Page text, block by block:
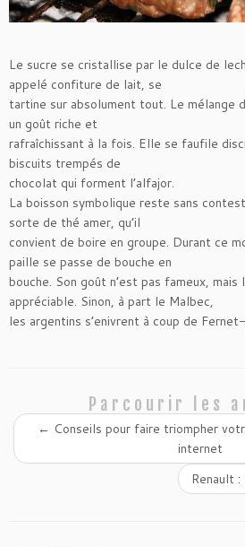
Le sucre se cristallise par le dulce de
appelé confiture de lait, se
tartine sur absolument tout. Le mélange
un goût riche et
rafraîchissant à la fois. Elle se faufile
biscuits trempés de
chocolat qui forment l’alfajor.
La boisson symbolique reste sans
sorte de thé amer, qu’il
convient de boire en groupe. Durant ce
paille se passe de bouche en
bouche. Son goût n’est pas fameux,
appréciable. Sinon, à part le Malbec,
les argentins s’enivrent à coup de
Parcourir les
← Conseils pour faire triompher
internet
Renault